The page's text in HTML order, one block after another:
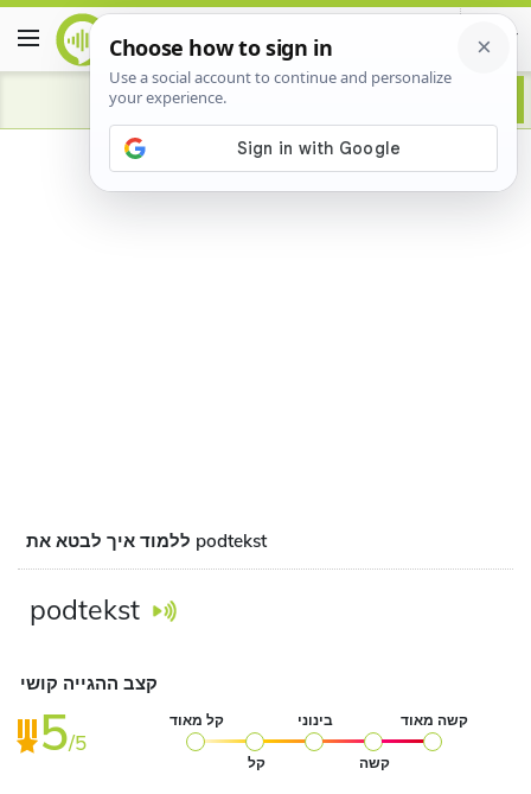
Advertisement
ללמוד איך לבטא את podtekst
podtekst
קצב ההגייה קושי
5/5
קל מאוד
קל
בינוני
קשה
קשה מאוד